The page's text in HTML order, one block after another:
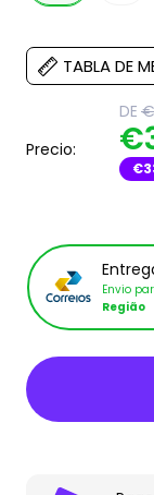
TABLA DE
Precio:
DE
Envio
Região